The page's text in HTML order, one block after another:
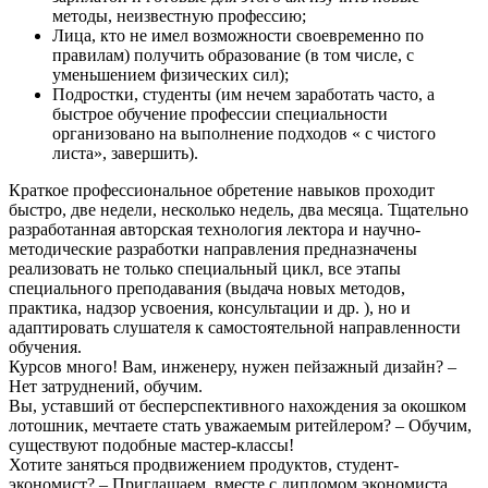
методы, неизвестную профессию;
Лица, кто не имел возможности своевременно по
правилам) получить образование (в том числе, с
уменьшением физических сил);
Подростки, студенты (им нечем заработать часто, а
быстрое обучение профессии специальности
организовано на выполнение подходов « с чистого
листа», завершить).
Краткое профессиональное обретение навыков проходит
быстро, две недели, несколько недель, два месяца. Тщательно
разработанная авторская технология лектора и научно-
методические разработки направления предназначены
реализовать не только специальный цикл, все этапы
специального преподавания (выдача новых методов,
практика, надзор усвоения, консультации и др. ), но и
адаптировать слушателя к самостоятельной направленности
обучения.
Курсов много! Вам, инженеру, нужен пейзажный дизайн? –
Нет затруднений, обучим.
Вы, уставший от бесперспективного нахождения за окошком
лотошник, мечтаете стать уважаемым ритейлером? – Обучим,
существуют подобные мастер-классы!
Хотите заняться продвижением продуктов, студент-
экономист? – Приглашаем, вместе с дипломом экономиста